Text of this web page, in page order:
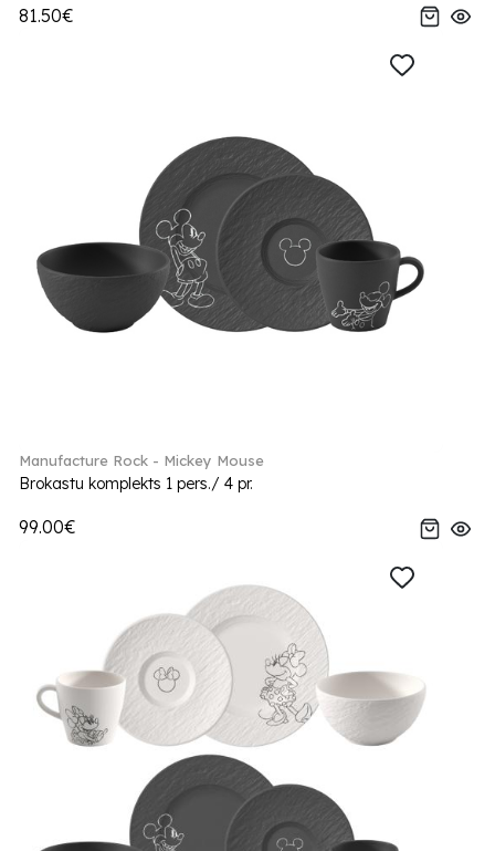
81.50€
Manufacture Rock - Mickey Mouse
Brokastu komplekts 1 pers./ 4 pr.
99.00€